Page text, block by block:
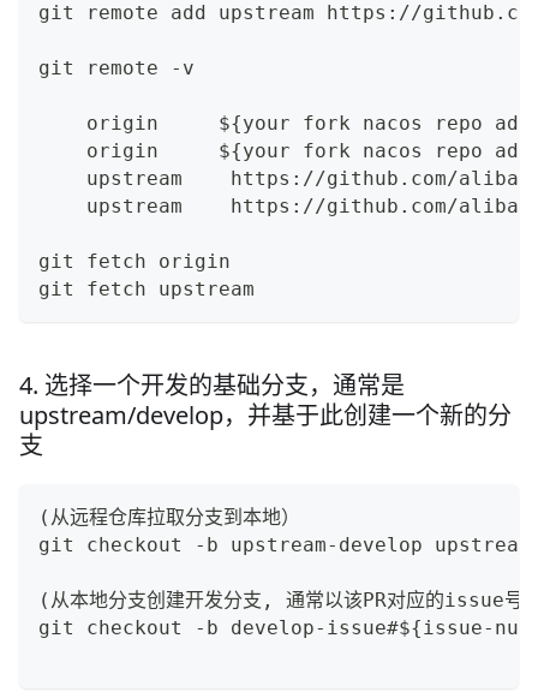
git remote add upstream https://
git remote -v
origin     ${your fork nacos repo
origin     ${your fork nacos repo
upstream    https://github.com/
upstream    https://github.com/
git fetch origin
git fetch upstream
4. 选择一个开发的基础分支，通常是
upstream/develop，并基于此创建一个新的分
支
(从远程仓库拉取分支到本地）
git checkout -b upstream-develop
(从本地分支创建开发分支, 通常以该PR对应的issue号
git checkout -b develop-issue#${issue-